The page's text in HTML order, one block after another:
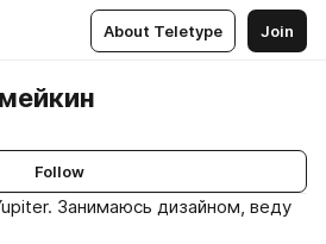
About Teletype Join
Follow
Занимаюсь дизайном, веду